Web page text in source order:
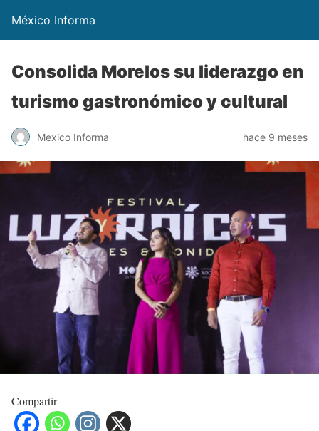
México Informa
Consolida Morelos su liderazgo en
turismo gastronómico y cultural
Mexico Informa hace 9 meses
Compartir